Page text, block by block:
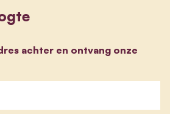
achter en ontvang onze